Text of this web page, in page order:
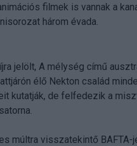
filmek is vannak a
három évada.
jelölt, A mélység című
élő Nekton család
kutatják, de felfedezik a
múltra visszatekintő